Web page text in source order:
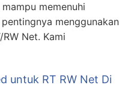
memenuhi
menggunakan
Net. Kami
untuk RT RW Net Di